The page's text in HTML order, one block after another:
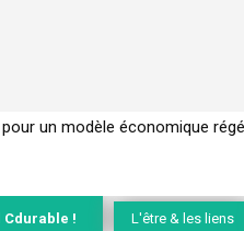
la biodiversité » appelle les
Cdurable ! L'être & les liens